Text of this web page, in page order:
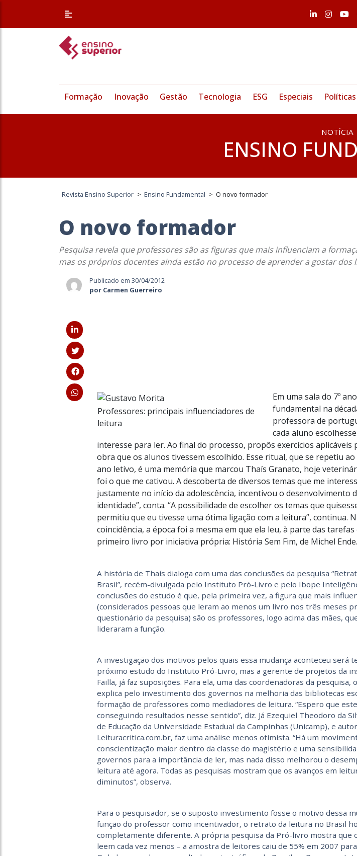
Formação Inovação Gestão Tecnologia ESG Especiais
NOTÍCIA
ENSINO
Revista Ensino Superior > Ensino Fundamental > O novo formador
O novo formador
Pesquisa revela que professores são as figuras que mais influenciam a
mas os próprios docentes ainda estão no processo de aprender a gostar dos
Publicado em 30/04/2012
por Carmen Guerreiro
Professores: principais influenciadores de
leitura
Em uma sala do 7º
fundamental na
professora de
cada aluno
interesse para ler. Ao final do processo, propôs exercícios aplicáveis
obra que os alunos tivessem escolhido. Esse ritual, que se repetiu
ano letivo, é uma memória que marcou Thaís Granato, hoje
foi o que me cativou. A descoberta de diversos temas que me
justamente no início da adolescência, incentivou o desenvolvimento
identidade”, conta. “A possibilidade de escolher os temas que
permitiu que eu tivesse uma ótima ligação com a leitura”, continua.
coincidência, a época foi a mesma em que ela leu, à parte das tarefas
primeiro livro por iniciativa própria: História Sem Fim, de Michel Ende.
A história de Thaís dialoga com uma das conclusões da pesquisa
Brasil”, recém-divulgada pelo Instituto Pró-Livro e pelo Ibope
conclusões do estudo é que, pela primeira vez, a figura que mais
(considerados pessoas que leram ao menos um livro nos três meses
questionário da pesquisa) são os professores, logo acima das mães,
lideraram a função.
A investigação dos motivos pelos quais essa mudança aconteceu será
próximo estudo do Instituto Pró-Livro, mas a gerente de projetos da
Failla, já faz suposições. Para ela, uma das coordenadoras da pesquisa,
explica pelo investimento dos governos na melhoria das bibliotecas
formação de professores como mediadores de leitura. “Espero que
conseguindo resultados nesse sentido”, diz. Já Ezequiel Theodoro da
de Educação da Universidade Estadual da Campinhas (Unicamp), e
Leituracritica.com.br, faz uma análise menos otimista. “Há um
conscientização maior dentro da classe do magistério e uma
governos para a importância de ler, mas nada disso melhorou o
leitura até agora. Todas as pesquisas mostram que os avanços em
diminutos”, observa.
Para o pesquisador, se o suposto investimento fosse o motivo dessa
função do professor como incentivador, o retrato da leitura no Brasil
completamente diferente. A própria pesquisa da Pró-livro mostra que
leem cada vez menos – a amostra de leitores caiu de 55% em 2007